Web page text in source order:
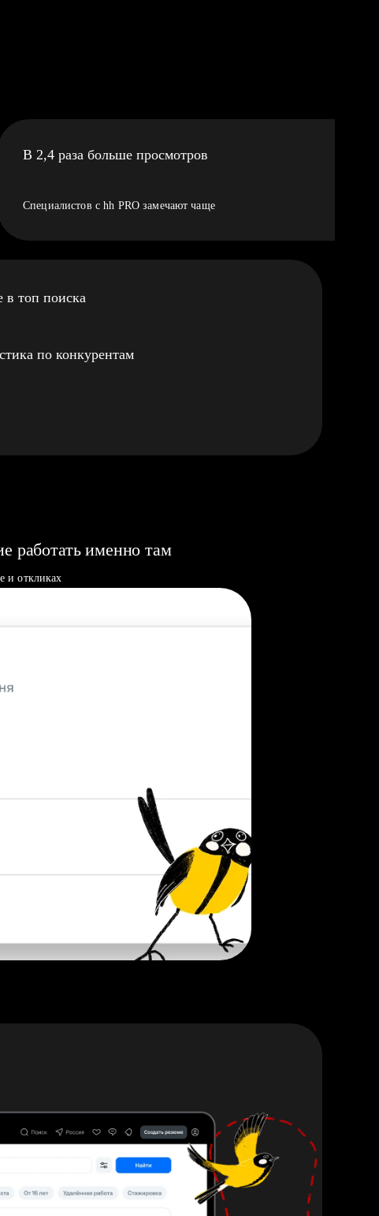
В 2,4 раза больше просмотров
Специалистов с hh PRO замечают чаще
в топ поиска
по конкурентам
работать именно там
и откликах